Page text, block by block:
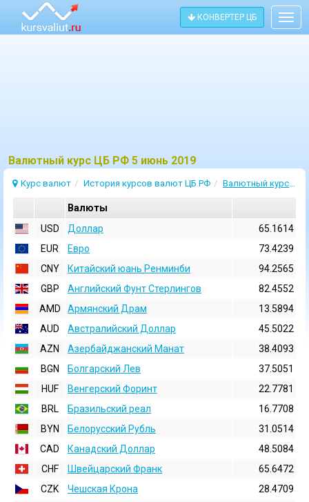
КОНВЕРТЕР ЦБ
Bалютный курс ЦБ РФ 5 июнь 2019
Курс валют История курсов валют ЦБ РФ Валютный курс 5 Июнь 2019
Валюты
USD
Доллар
65.1614
EUR
Евро
73.4239
CNY
Китайский юань Ренминби
94.2565
GBP
Английский Фунт Стерлингов
82.4552
AMD
Армянский Драм
13.5894
AUD
Австралийский Доллар
45.5022
AZN
Азербайджанский Манат
38.4093
BGN
Болгарский Лев
37.5051
HUF
Венгерский Форинт
22.7781
BRL
Бразильский реал
16.7708
BYN
Белорусский Рубль
31.0514
CAD
Канадский Доллар
48.5084
CHF
Швейцарский Франк
65.6472
CZK
Чешская Крона
28.4709